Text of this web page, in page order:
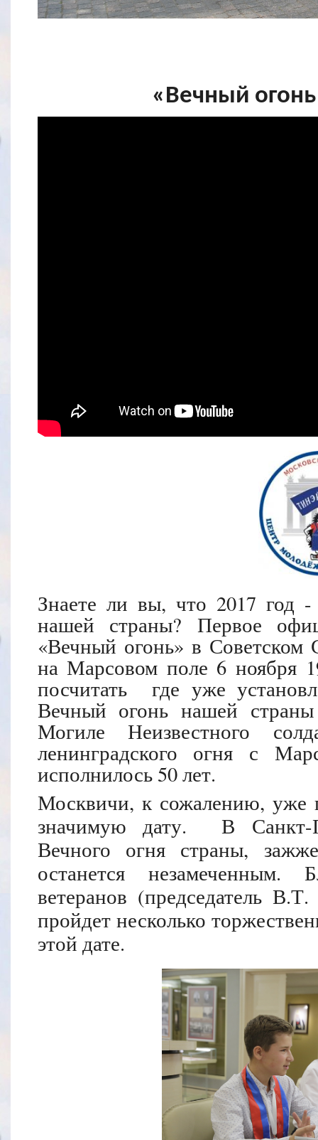
«Вечный
Знаете ли вы, что 2017 год
нашей страны? Первое
«Вечный огонь» в Советском
на Марсовом поле 6 ноября
посчитать где уже
Вечный огонь нашей
Могиле Неизвестного
ленинградского огня с
исполнилось 50 лет.
Москвичи, к сожалению, уже
значимую дату.
В Санкт-
Вечного огня страны,
останется незамеченным.
ветеранов (председатель
пройдет несколько
этой дате.